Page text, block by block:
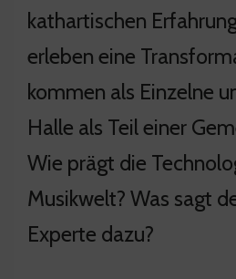
kathartischen
erleben eine
kommen als Einzelne
Halle als Teil einer
Wie prägt die
Musikwelt? Was sagt
Experte dazu?